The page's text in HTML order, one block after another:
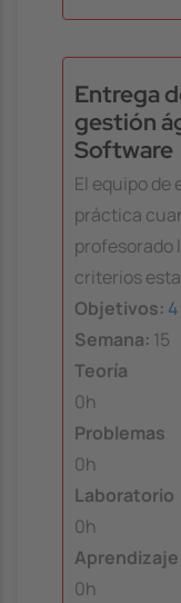
Entrega
gestión
Software
El equipo
práctica
profesorado
criterios
Objetivos: 4
Semana: 15
Teoría
0h
Problemas
0h
Laboratorio
0h
0h